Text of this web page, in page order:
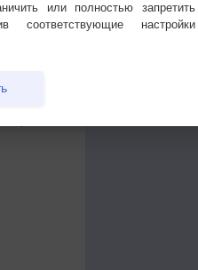
к
или полностью запретить
настройки